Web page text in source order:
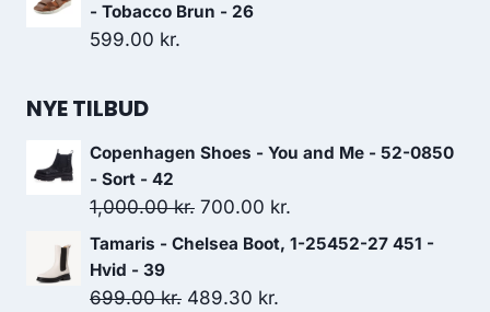
- Tobacco Brun - 26
599.00 kr.
NYE TILBUD
Copenhagen Shoes - You and Me - 52-0850
- Sort - 42
1,000.00kr. Den
oprindelige
var:
700.00 kr.
aktuelle
Tamaris - Chelsea Boot, 1-25452-27 451 -
Hvid - 39
699.00kr. Den
489.30 kr.